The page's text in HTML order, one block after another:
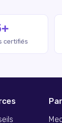
certifiés